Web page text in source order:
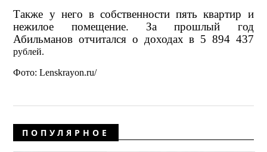
Также у него в собственности пять квартир и
нежилое помещение. За прошлый год
Абильманов отчитался о доходах в 5 894 437
рублей.
Фото: Lenskrayon.ru/
ПОПУЛЯРНОЕ